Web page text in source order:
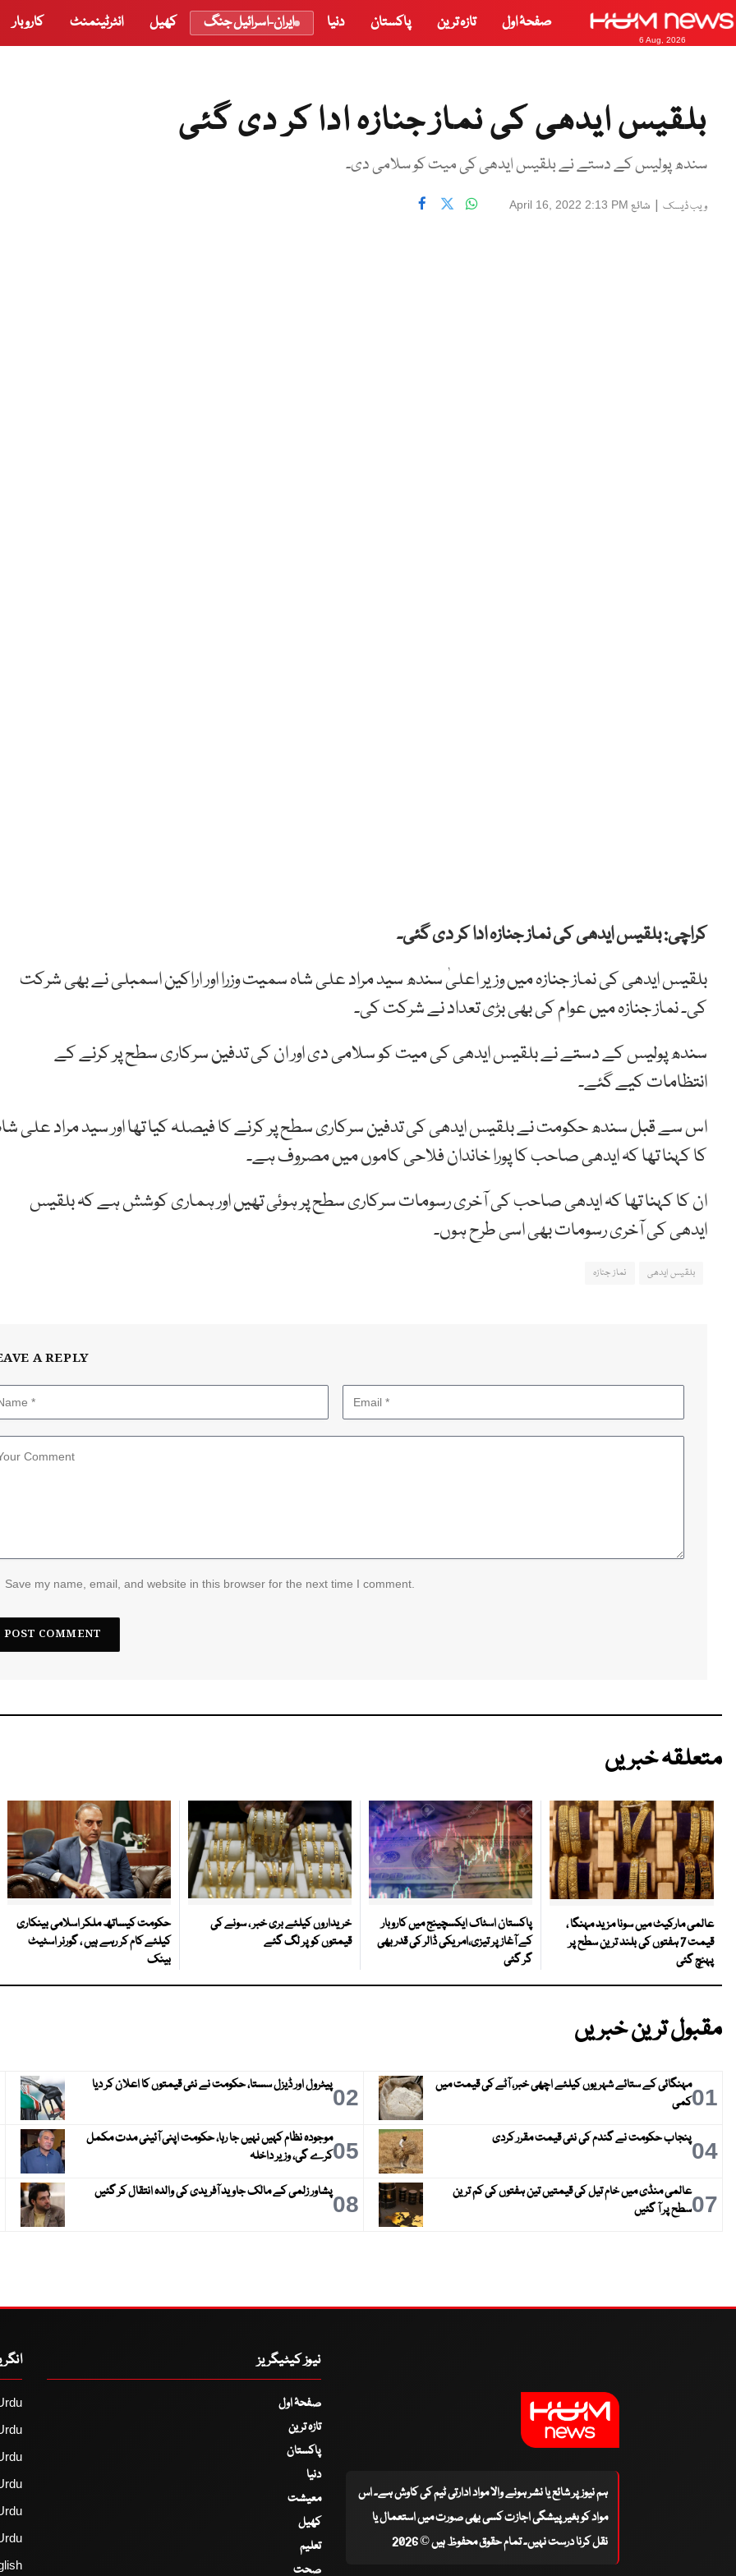
6 Aug, 2026
صفحۂ اول تازہ ترین پاکستان دنیا ایران-اسرائیل جنگ کھیل انٹرٹینمنٹ کاروبار
بلقیس ایدھی کی نماز جنازہ ادا کر دی گئی
سندھ پولیس کے دستے نے بلقیس ایدھی کی میت کو سلامی دی۔
ویب ڈیسک | شائع April 16, 2022 2:13 PM
کراچی: بلقیس ایدھی کی نماز جنازہ ادا کر دی گئی۔
بلقیس ایدھی کی نماز جنازہ میں وزیر اعلیٰ سندھ سید مراد علی شاہ سمیت وزرا اور اراکین اسمبلی نے بھی شرکت
کی۔ نماز جنازہ میں عوام کی بھی بڑی تعداد نے شرکت کی۔
سندھ پولیس کے دستے نے بلقیس ایدھی کی میت کو سلامی دی اور ان کی تدفین سرکاری سطح پر کرنے کے
انتظامات کیے گئے۔
اس سے قبل سندھ حکومت نے بلقیس ایدھی کی تدفین سرکاری سطح پر کرنے کا فیصلہ کیا تھا اور سید مراد علی
کا کہنا تھا کہ ایدھی صاحب کا پورا خاندان فلاحی کاموں میں مصروف ہے۔
ان کا کہنا تھا کہ ایدھی صاحب کی آخری رسومات سرکاری سطح پر ہوئی تھیں اور ہماری کوشش ہے کہ بلقیس
ایدھی کی آخری رسومات بھی اسی طرح ہوں۔
بلقیس ایدھی نماز جنازہ
A REPLY
Save my name, email, and website in this browser for the next time I comment.
متعلقہ خبریں
عالمی مارکیٹ میں سونا مزید مہنگا ،
قیمت 7 ہفتوں کی بلند ترین سطح پر
پہنچ گئی
پاکستان اسٹاک ایکسچینج میں کاروبار
کے آغاز پر تیزی،امریکی ڈالر کی قدر بھی
گر گئی
خریداروں کیلئے بری خبر ، سونے کی
قیمتوں کو پر لگ گئے
حکومت کیساتھ ملکر اسلامی بینکاری
کیلئے کام کر رہے ہیں ، گورنر اسٹیٹ
بینک
مقبول ترین خبریں
01مہنگائی کے ستائے شہریوں کیلئے اچھی خبر، آٹے کی قیمت میں
کمی
02پیٹرول اور ڈیزل سستا، حکومت نے نئی قیمتوں کا اعلان کر دیا
04پنجاب حکومت نے گندم کی نئی قیمت مقرر کردی 05موجودہ نظام کہیں نہیں جا رہا، حکومت اپنی آئینی مدت مکمل
کرے گی، وزیر داخلہ
07عالمی منڈی میں خام تیل کی قیمتیں تین ہفتوں کی کم ترین
سطح پر آ گئیں
08پشاور زلمی کے مالک جاوید آفریدی کی والدہ انتقال کر گئیں
ہم نیوز پر شائع یا نشر ہونے والا مواد ادارتی ٹیم کی کاوش ہے۔ اس
مواد کو بغیر پیشگی اجازت کسی بھی صورت میں استعمال یا
نقل کرنا درست نہیں۔ تمام حقوق محفوظ ہیں © 2026
نیوز کیٹیگریز
صفحۂ اول
تازہ ترین
پاکستان
دنیا
معیشت
کھیل
تعلیم
صحت